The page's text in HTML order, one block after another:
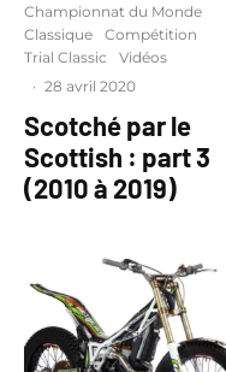
Championnat du Monde
Classique
Compétition
Trial Classic
Vidéos
· 28 avril 2020
Scotché par le
Scottish : part 3
(2010 à 2019)